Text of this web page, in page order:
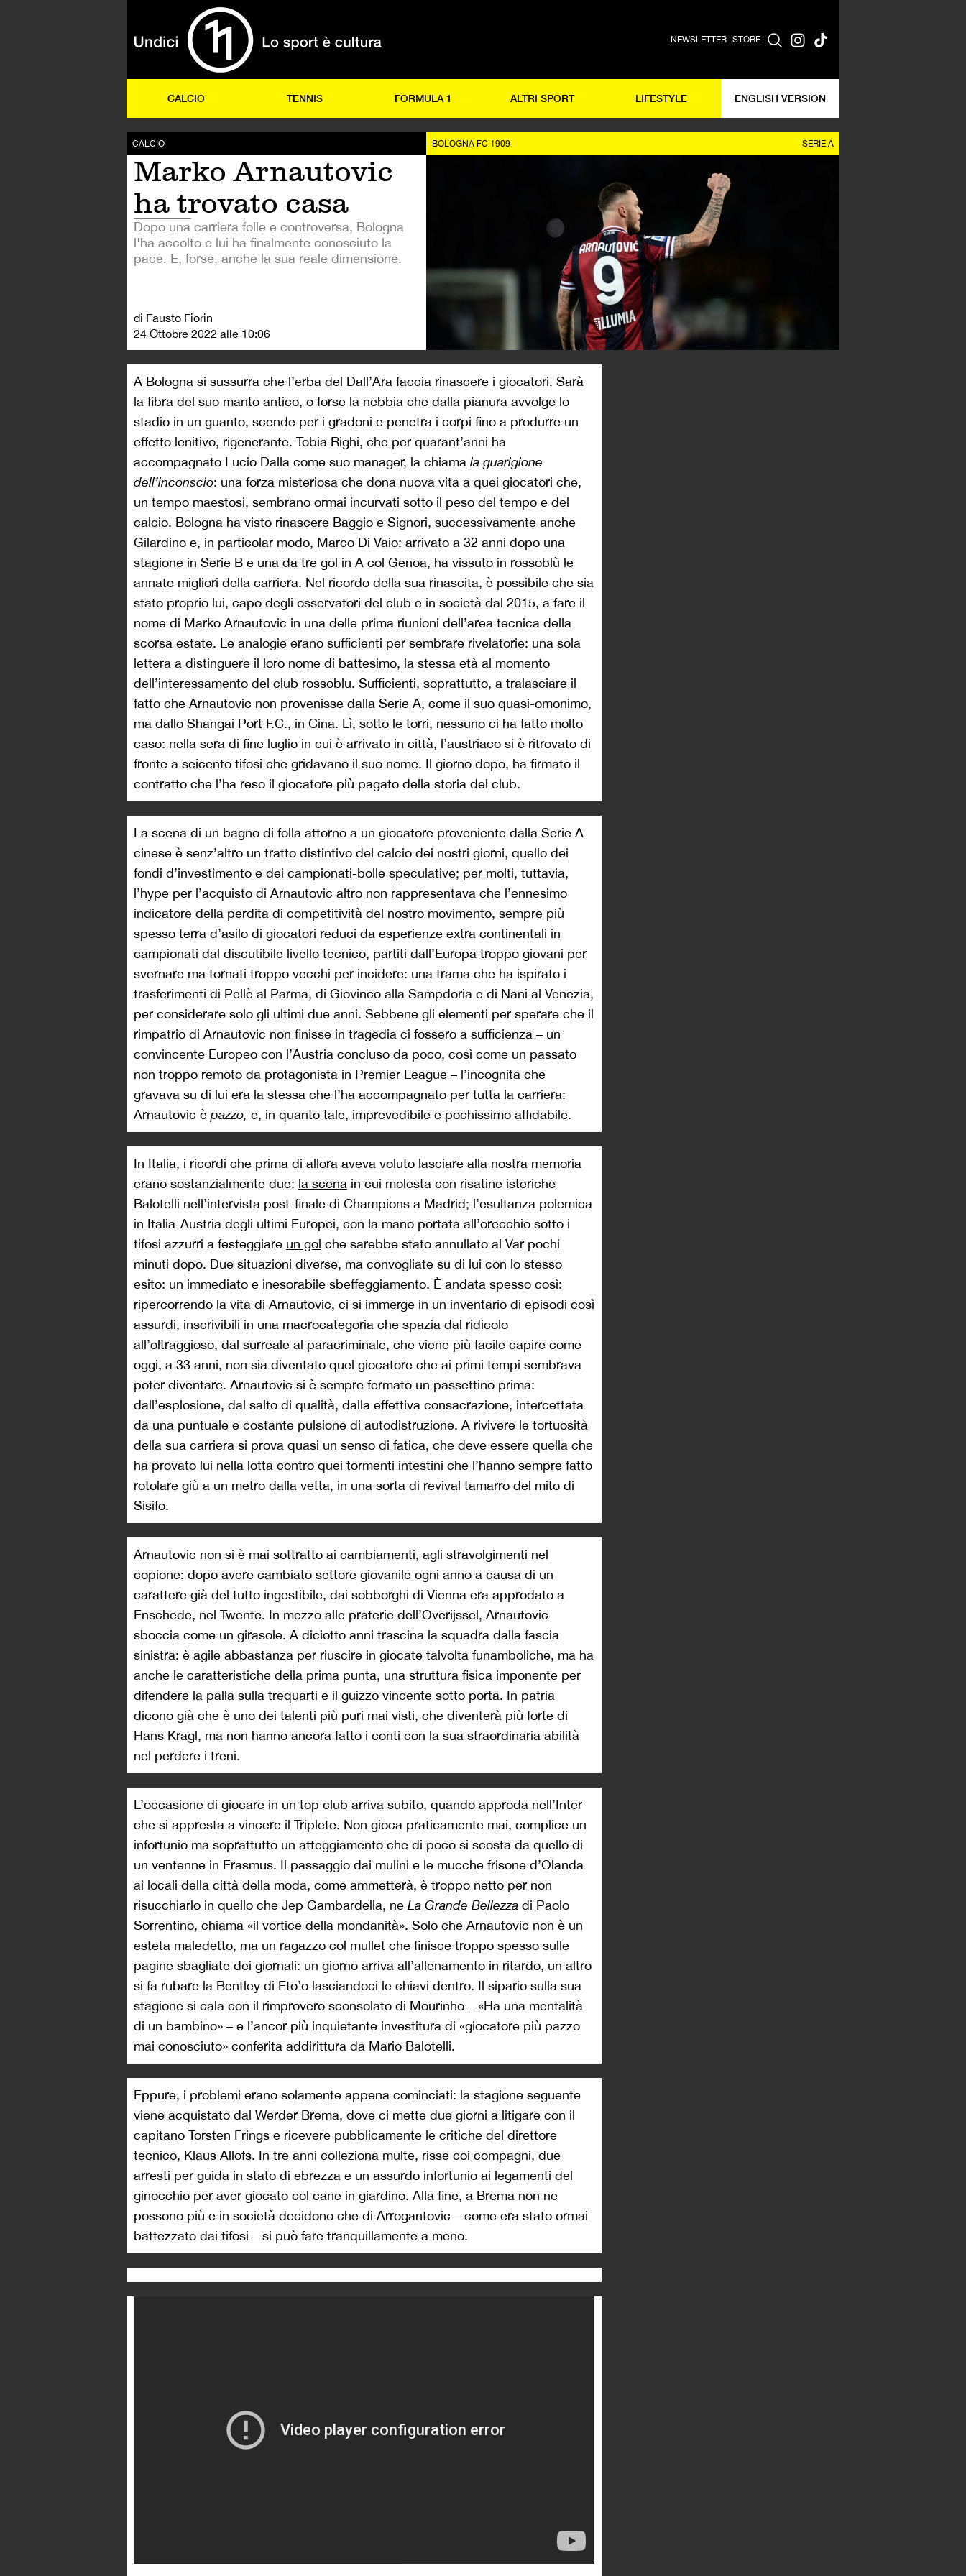
NEWSLETTER STORE
CALCIO TENNIS FORMULA 1 ALTRI SPORT LIFESTYLE ENGLISH VERSION
CALCIO
Marko Arnautovic
ha trovato casa
Dopo una carriera folle e controversa, Bologna
l'ha accolto e lui ha finalmente conosciuto la
pace. E, forse, anche la sua reale dimensione.
di Fausto Fiorin
24 Ottobre 2022 alle 10:06
BOLOGNA FC 1909 SERIE A
A Bologna si sussurra che l’erba del Dall’Ara faccia rinascere i giocatori. Sarà
la fibra del suo manto antico, o forse la nebbia che dalla pianura avvolge lo
stadio in un guanto, scende per i gradoni e penetra i corpi fino a produrre un
effetto lenitivo, rigenerante. Tobia Righi, che per quarant’anni ha
accompagnato Lucio Dalla come suo manager, la chiama la guarigione
dell’inconscio: una forza misteriosa che dona nuova vita a quei giocatori che,
un tempo maestosi, sembrano ormai incurvati sotto il peso del tempo e del
calcio. Bologna ha visto rinascere Baggio e Signori, successivamente anche
Gilardino e, in particolar modo, Marco Di Vaio: arrivato a 32 anni dopo una
stagione in Serie B e una da tre gol in A col Genoa, ha vissuto in rossoblù le
annate migliori della carriera. Nel ricordo della sua rinascita, è possibile che sia
stato proprio lui, capo degli osservatori del club e in società dal 2015, a fare il
nome di Marko Arnautovic in una delle prima riunioni dell’area tecnica della
scorsa estate. Le analogie erano sufficienti per sembrare rivelatorie: una sola
lettera a distinguere il loro nome di battesimo, la stessa età al momento
dell’interessamento del club rossoblu. Sufficienti, soprattutto, a tralasciare il
fatto che Arnautovic non provenisse dalla Serie A, come il suo quasi-omonimo,
ma dallo Shangai Port F.C., in Cina. Lì, sotto le torri, nessuno ci ha fatto molto
caso: nella sera di fine luglio in cui è arrivato in città, l’austriaco si è ritrovato di
fronte a seicento tifosi che gridavano il suo nome. Il giorno dopo, ha firmato il
contratto che l’ha reso il giocatore più pagato della storia del club.
La scena di un bagno di folla attorno a un giocatore proveniente dalla Serie A
cinese è senz’altro un tratto distintivo del calcio dei nostri giorni, quello dei
fondi d’investimento e dei campionati-bolle speculative; per molti, tuttavia,
l’hype per l’acquisto di Arnautovic altro non rappresentava che l’ennesimo
indicatore della perdita di competitività del nostro movimento, sempre più
spesso terra d’asilo di giocatori reduci da esperienze extra continentali in
campionati dal discutibile livello tecnico, partiti dall’Europa troppo giovani per
svernare ma tornati troppo vecchi per incidere: una trama che ha ispirato i
trasferimenti di Pellè al Parma, di Giovinco alla Sampdoria e di Nani al Venezia,
per considerare solo gli ultimi due anni. Sebbene gli elementi per sperare che il
rimpatrio di Arnautovic non finisse in tragedia ci fossero a sufficienza – un
convincente Europeo con l’Austria concluso da poco, così come un passato
non troppo remoto da protagonista in Premier League – l’incognita che
gravava su di lui era la stessa che l’ha accompagnato per tutta la carriera:
Arnautovic è pazzo, e, in quanto tale, imprevedibile e pochissimo affidabile.
In Italia, i ricordi che prima di allora aveva voluto lasciare alla nostra memoria
erano sostanzialmente due: la scena in cui molesta con risatine isteriche
Balotelli nell’intervista post-finale di Champions a Madrid; l’esultanza polemica
in Italia-Austria degli ultimi Europei, con la mano portata all’orecchio sotto i
tifosi azzurri a festeggiare un gol che sarebbe stato annullato al Var pochi
minuti dopo. Due situazioni diverse, ma convogliate su di lui con lo stesso
esito: un immediato e inesorabile sbeffeggiamento. È andata spesso così:
ripercorrendo la vita di Arnautovic, ci si immerge in un inventario di episodi così
assurdi, inscrivibili in una macrocategoria che spazia dal ridicolo
all’oltraggioso, dal surreale al paracriminale, che viene più facile capire come
oggi, a 33 anni, non sia diventato quel giocatore che ai primi tempi sembrava
poter diventare. Arnautovic si è sempre fermato un passettino prima:
dall’esplosione, dal salto di qualità, dalla effettiva consacrazione, intercettata
da una puntuale e costante pulsione di autodistruzione. A rivivere le tortuosità
della sua carriera si prova quasi un senso di fatica, che deve essere quella che
ha provato lui nella lotta contro quei tormenti intestini che l’hanno sempre fatto
rotolare giù a un metro dalla vetta, in una sorta di revival tamarro del mito di
Sisifo.
Arnautovic non si è mai sottratto ai cambiamenti, agli stravolgimenti nel
copione: dopo avere cambiato settore giovanile ogni anno a causa di un
carattere già del tutto ingestibile, dai sobborghi di Vienna era approdato a
Enschede, nel Twente. In mezzo alle praterie dell’Overijssel, Arnautovic
sboccia come un girasole. A diciotto anni trascina la squadra dalla fascia
sinistra: è agile abbastanza per riuscire in giocate talvolta funamboliche, ma ha
anche le caratteristiche della prima punta, una struttura fisica imponente per
difendere la palla sulla trequarti e il guizzo vincente sotto porta. In patria
dicono già che è uno dei talenti più puri mai visti, che diventerà più forte di
Hans Kragl, ma non hanno ancora fatto i conti con la sua straordinaria abilità
nel perdere i treni.
L’occasione di giocare in un top club arriva subito, quando approda nell’Inter
che si appresta a vincere il Triplete. Non gioca praticamente mai, complice un
infortunio ma soprattutto un atteggiamento che di poco si scosta da quello di
un ventenne in Erasmus. Il passaggio dai mulini e le mucche frisone d’Olanda
ai locali della città della moda, come ammetterà, è troppo netto per non
risucchiarlo in quello che Jep Gambardella, ne La Grande Bellezza di Paolo
Sorrentino, chiama «il vortice della mondanità». Solo che Arnautovic non è un
esteta maledetto, ma un ragazzo col mullet che finisce troppo spesso sulle
pagine sbagliate dei giornali: un giorno arriva all’allenamento in ritardo, un altro
si fa rubare la Bentley di Eto’o lasciandoci le chiavi dentro. Il sipario sulla sua
stagione si cala con il rimprovero sconsolato di Mourinho – «Ha una mentalità
di un bambino» – e l’ancor più inquietante investitura di «giocatore più pazzo
mai conosciuto» conferita addirittura da Mario Balotelli.
Eppure, i problemi erano solamente appena cominciati: la stagione seguente
viene acquistato dal Werder Brema, dove ci mette due giorni a litigare con il
capitano Torsten Frings e ricevere pubblicamente le critiche del direttore
tecnico, Klaus Allofs. In tre anni colleziona multe, risse coi compagni, due
arresti per guida in stato di ebrezza e un assurdo infortunio ai legamenti del
ginocchio per aver giocato col cane in giardino. Alla fine, a Brema non ne
possono più e in società decidono che di Arrogantovic – come era stato ormai
battezzato dai tifosi – si può fare tranquillamente a meno.